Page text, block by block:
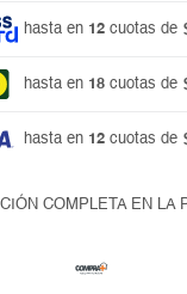
hasta en 12 cuotas de
hasta en 18 cuotas de
hasta en 12 cuotas de
COMPLETA EN LA